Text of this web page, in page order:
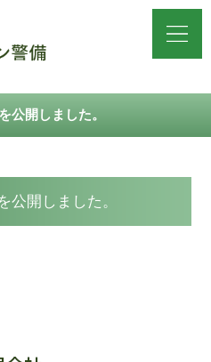
公開しました。
公開しました。